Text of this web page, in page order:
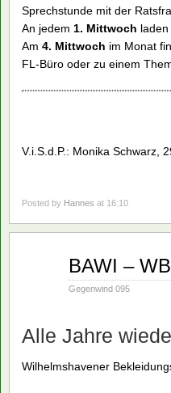
Sprechstunde mit der
An jedem 1. Mittwoch
Am 4. Mittwoch im Monat
FL-Büro oder zu einem
V.i.S.d.P.: Monika Schwarz,
Posted by Hannes at 16:10
BAWI –
Gegenwind 095
Alle Jahre
Wilhelmshavener